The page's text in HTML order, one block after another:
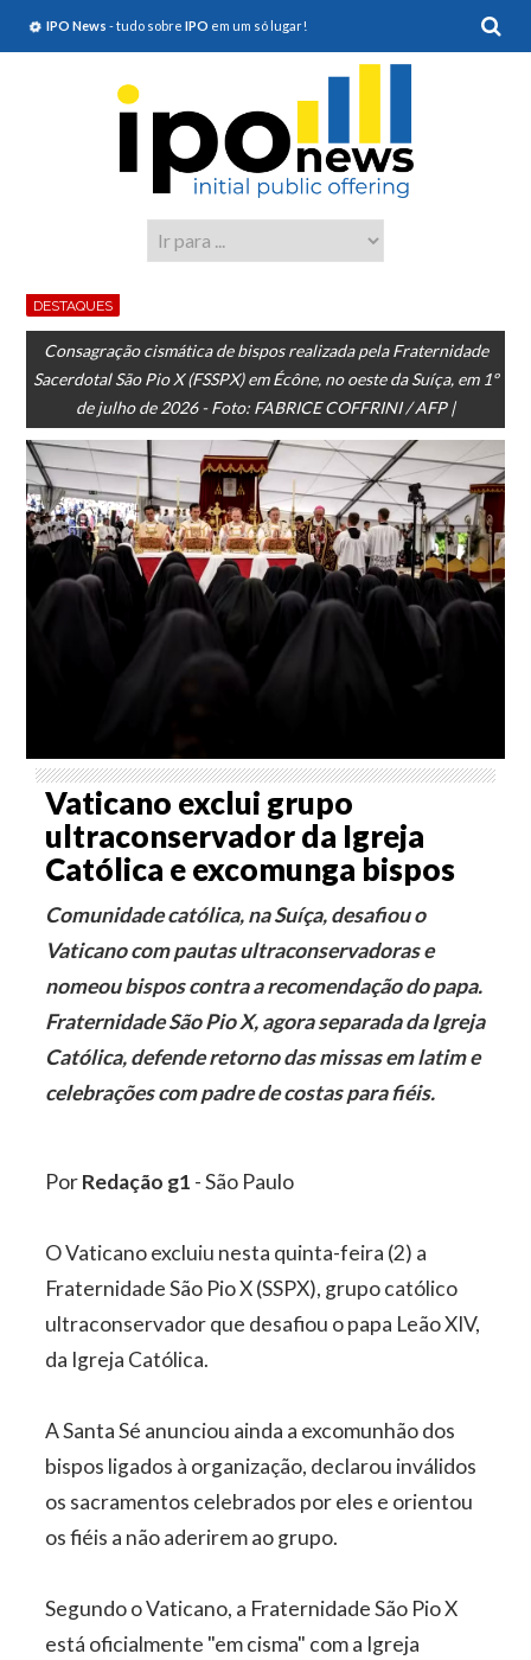
IPO News - tudo sobre IPO em um só lugar!
DESTAQUES
Consagração cismática de bispos realizada pela Fraternidade
Sacerdotal São Pio X (FSSPX) em Écône, no oeste da Suíça, em 1º
de julho de 2026 - Foto: FABRICE COFFRINI / AFP |
Vaticano exclui grupo
ultraconservador da Igreja
Católica e excomunga bispos
Comunidade católica, na Suíça, desafiou o
Vaticano com pautas ultraconservadoras e
nomeou bispos contra a recomendação do papa.
Fraternidade São Pio X, agora separada da Igreja
Católica, defende retorno das missas em latim e
celebrações com padre de costas para fiéis.
PorRedação g1 - São Paulo
O Vaticano excluiu nesta quinta-feira (2) a
Fraternidade São Pio X (SSPX), grupo católico
ultraconservador que desafiou o papa Leão XIV,
da Igreja Católica.
A Santa Sé anunciou ainda a excomunhão dos
bispos ligados à organização, declarou inválidos
os sacramentos celebrados por eles e orientou
os fiéis a não aderirem ao grupo.
Segundo o Vaticano, a Fraternidade São Pio X
está oficialmente "em cisma" com a Igreja